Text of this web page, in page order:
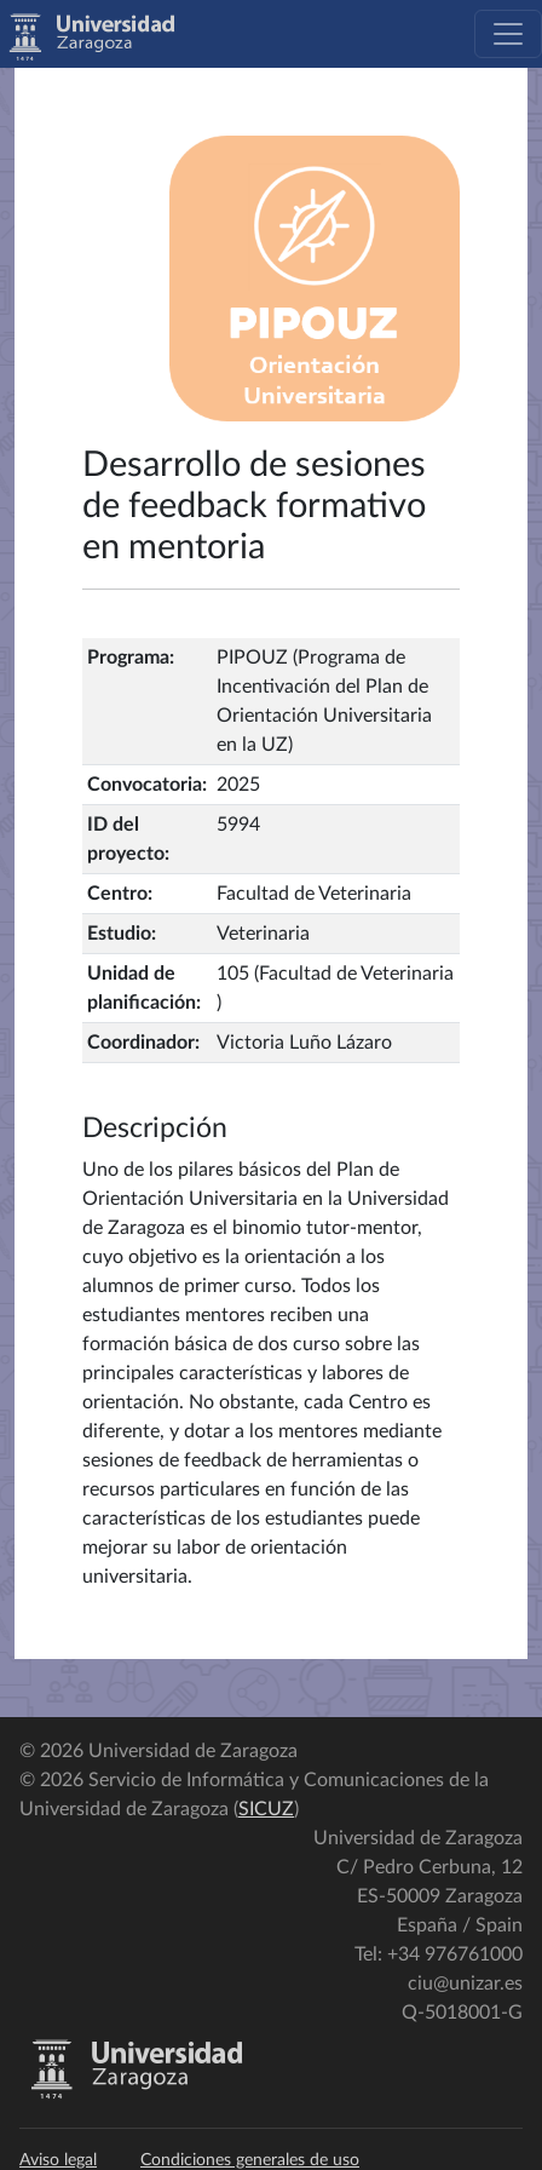
Desarrollo de sesiones
de feedback formativo
en mentoria
Programa:
PIPOUZ (Programa de
Incentivación del Plan de
Orientación Universitaria
en la UZ)
Convocatoria: 2025
ID del
proyecto:
5994
Centro: Facultad de Veterinaria
Estudio: Veterinaria
Unidad de
planificación:
105 (Facultad de Veterinaria
)
Coordinador: Victoria Luño Lázaro
Descripción
Uno de los pilares básicos del
Plan de
Orientación Universitaria en la Universidad
de Zaragoza es el binomio tutor-mentor,
cuyo objetivo es la orientación a los
alumnos de primer curso. Todos los
estudiantes mentores reciben una
formación básica de dos curso sobre las
principales características y labores de
orientación. No obstante, cada Centro es
diferente, y dotar a los mentores mediante
sesiones de feedback de herramientas o
recursos particulares en función de las
características de los estudiantes puede
mejorar su labor de orientación
universitaria.
© 2026 Universidad de Zaragoza
© 2026 Servicio de Informática y Comunicaciones de la
Universidad de Zaragoza (SICUZ)
Universidad de Zaragoza
C/ Pedro Cerbuna, 12
ES-50009 Zaragoza
España / Spain
Tel: +34 976761000
ciu@unizar.es
Q-5018001-G
Aviso legal Condiciones generales de uso